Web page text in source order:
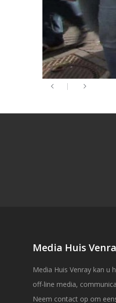
Media Huis
Media Huis Venray kan u
off-line media,
Neem contact op om